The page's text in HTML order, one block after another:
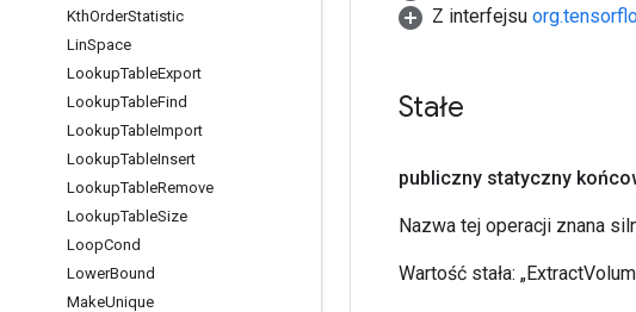
KthOrderStatistic
LinSpace
LookupTableExport
LookupTableFind
LookupTableImport
LookupTableInsert
LookupTableRemove
LookupTableSize
LoopCond
LowerBound
MakeUnique
Z interfejsu
Stałe
publiczny statyczny
Nazwa tej operacji znana
Wartość stała: